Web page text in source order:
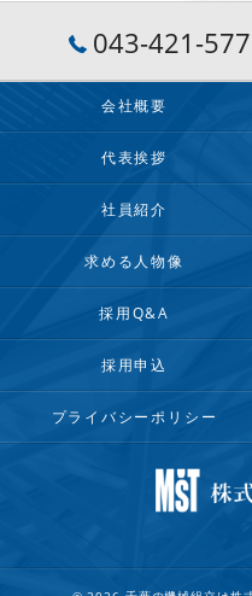
043-421-
会社概要
代表挨拶
社員紹介
求める人物像
採用Q&A
採用申込
プライバシーポリシー